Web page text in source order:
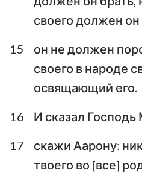
своего должен
15
он не должен
своего в народе
освящающий его.
16
И сказал
17
скажи Аарону:
твоего во [все]